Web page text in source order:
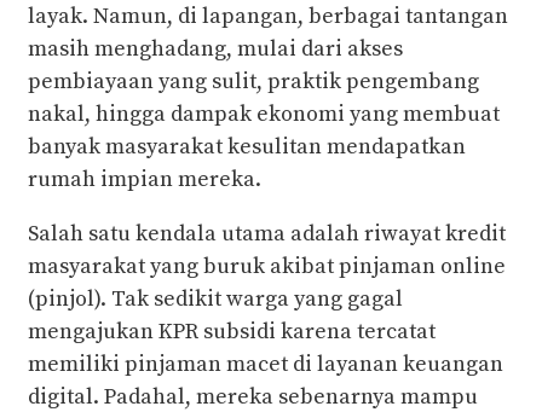
layak. Namun, di lapangan, berbagai tantangan
masih menghadang, mulai dari akses
pembiayaan yang sulit, praktik pengembang
nakal, hingga dampak ekonomi yang membuat
banyak masyarakat kesulitan mendapatkan
rumah impian mereka.
Salah satu kendala utama adalah riwayat kredit
masyarakat yang buruk akibat pinjaman online
(pinjol). Tak sedikit warga yang gagal
mengajukan KPR subsidi karena tercatat
memiliki pinjaman macet di layanan keuangan
digital. Padahal, mereka sebenarnya mampu